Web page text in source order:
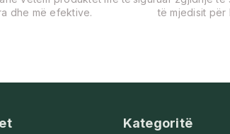
dhe më efektive.
të mjedisit për
Kategoritë